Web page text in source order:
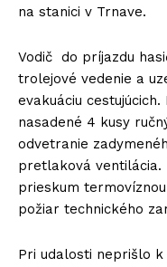
na stanici v Trnave.
Vodič do príjazdu
trolejové vedenie a
evakuáciu
nasadené 4 kusy
odvetranie
pretlaková ventilácia.
prieskum
požiar technického
Pri udalosti neprišlo